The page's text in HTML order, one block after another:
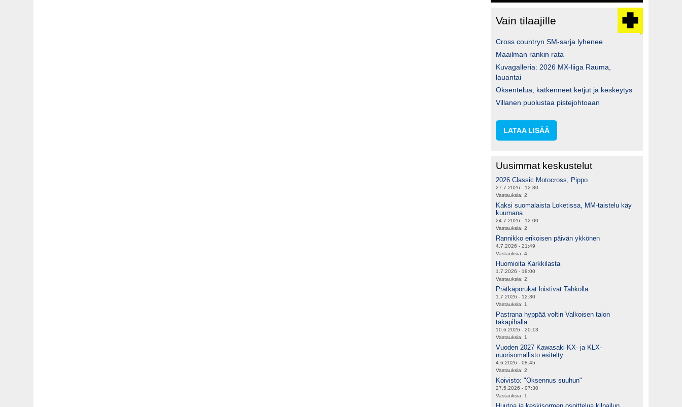
Vain tilaajille
Cross countryn SM-sarja lyhenee
Maailman rankin rata
Kuvagalleria: 2026 MX-liiga Rauma,
lauantai
Oksentelua, katkenneet ketjut ja keskeytys
Villanen puolustaa pistejohtoaan
LATAA LISÄÄ
Uusimmat keskustelut
2026 Classic Motocross, Pippo
27.7.2026 - 12:30
Vastauksia: 2
Kaksi suomalaista Loketissa, MM-taistelu käy
kuumana
24.7.2026 - 12:00
Vastauksia: 2
Rannikko erikoisen päivän ykkönen
4.7.2026 - 21:49
Vastauksia: 4
Huomioita Karkkilasta
1.7.2026 - 18:00
Vastauksia: 2
Prätkäporukat loistivat Tahkolla
1.7.2026 - 12:30
Vastauksia: 1
Pastrana hyppää voltin Valkoisen talon
takapihalla
10.6.2026 - 20:13
Vastauksia: 1
Vuoden 2027 Kawasaki KX- ja KLX-
nuorisomallisto esitelty
4.6.2026 - 08:45
Vastauksia: 2
Koivisto: "Oksennus suuhun"
27.5.2026 - 07:30
Vastauksia: 1